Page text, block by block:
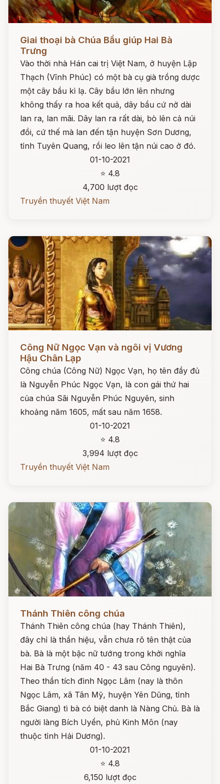
Giai thoại bà Chúa Bầu giúp Hai Bà
Trưng
Vào thời nhà Hán cai trị Việt Nam, ở huyện Lập
Thạch (Vĩnh Phúc) có một bà cụ già trồng dược
một cây bầu kì lạ. Cây bầu lớn lên nhưng
không thấy ra hoa kết quả, dây bầu cứ nở dài
lan ra, lan mãi. Dây lan ra rất dài, bò lên cả núi
đồi, cứ thế mà lan đến tận huyện Sơn Dương,
tỉnh Tuyên Quang, rồi leo lên tận núi cao ở đó.
01-10-2021
⭐ 4.8
4,700 lượt đọc
Truyền thuyết Việt Nam
Công Nữ Ngọc Vạn và ngôi vị Vương
Hậu Chân Lạp
Công chúa (Công Nữ) Ngọc Vạn, họ tên đầy đủ
là Nguyễn Phúc Ngọc Vạn, là con gái thứ hai
của chúa Sãi Nguyễn Phúc Nguyên, sinh
khoảng năm 1605, mất sau năm 1658.
01-10-2021
⭐ 4.8
3,994 lượt đọc
Truyền thuyết Việt Nam
Thánh Thiên công chúa
Thánh Thiên công chúa (hay Thánh Thiên),
đây chỉ là thần hiệu, vẫn chưa rõ tên thật của
bà. Bà là một bậc nữ tướng trong khởi nghĩa
Hai Bà Trưng (năm 40 - 43 sau Công nguyên).
Theo thần tích đình Ngọc Lâm (nay là thôn
Ngọc Lâm, xã Tân Mỹ, huyện Yên Dũng, tỉnh
Bắc Giang) tì bà có biệt danh là Nàng Chủ. Bà là
người làng Bích Uyển, phủ Kinh Môn (nay
thuộc tỉnh Hải Dương).
01-10-2021
⭐ 4.8
6,150 lượt đọc